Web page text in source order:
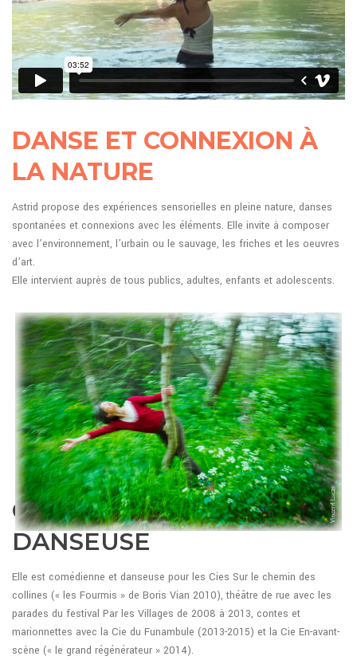
DANSE ET CONNEXION À
LA NATURE
Astrid propose des expériences sensorielles en pleine nature, danses
spontanées et connexions avec les éléments. Elle invite à composer
avec l’environnement, l’urbain ou le sauvage, les friches et les oeuvres
d’art.
Elle intervient auprès de tous publics, adultes, enfants et adolescents.
COMÉDIENNE ET
DANSEUSE
Elle est comédienne et danseuse pour les Cies Sur le chemin des
collines (« les Fourmis » de Boris Vian 2010), théâtre de rue avec les
parades du festival Par les Villages de 2008 à 2013, contes et
marionnettes avec la Cie du Funambule (2013-2015) et la Cie En-avant-
scène (« le grand régénérateur » 2014).